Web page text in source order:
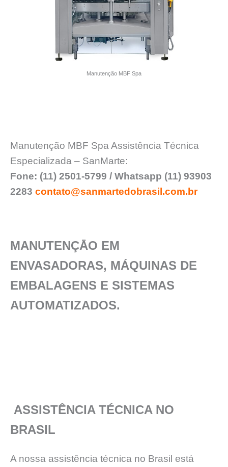
Manutenção MBF Spa
Manutenção MBF Spa Assistência Técnica
Especializada – SanMarte:
Fone: (11) 2501-5799 / Whatsapp (11) 93903
2283 contato@sanmartedobrasil.com.br
MANUTENÇĀO EM
ENVASADORAS, MÁQUINAS DE
EMBALAGENS E SISTEMAS
AUTOMATIZADOS.
ASSISTÊNCIA TÉCNICA NO
BRASIL
A nossa assistência técnica no Brasil está